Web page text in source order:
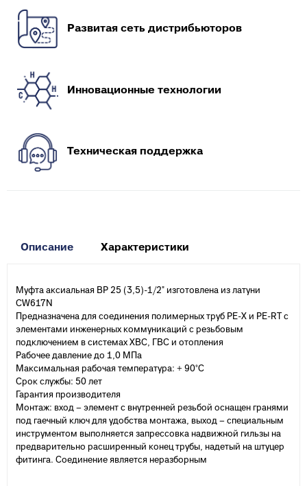
Развитая сеть дистрибьюторов
Инновационные технологии
Техническая поддержка
Описание Характеристики
Муфта аксиальная ВР 25 (3,5)-1/2" изготовлена из латуни
CW617N
Предназначена для соединения полимерных труб PE-X и PE-RT с
элементами инженерных коммуникаций с резьбовым
подключением в системах ХВС, ГВС и отопления
Рабочее давление до 1,0 МПа
Максимальная рабочая температура: + 90°С
Срок службы: 50 лет
Гарантия производителя
Монтаж: вход – элемент с внутренней резьбой оснащен гранями
под гаечный ключ для удобства монтажа, выход – специальным
инструментом выполняется запрессовка надвижной гильзы на
предварительно расширенный конец трубы, надетый на штуцер
фитинга. Соединение является неразборным